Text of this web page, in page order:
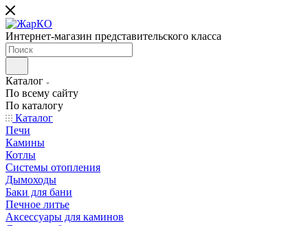
Интернет-магазин представительского класса
Каталог
По всему сайту
По каталогу
Каталог
Печи
Камины
Котлы
Системы отопления
Дымоходы
Баки для бани
Печное литье
Аксессуары для каминов